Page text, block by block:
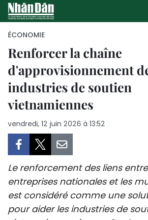
PAGE D'ACCUEIL
POLITIQUE
CULTURE
TOURISME
ENVIRONNEMENT
ÉCONOMIE
Renforcer la chaîne
d'approvisionnement
industries de soutien
vietnamiennes
vendredi, 12 juin 2026 à 13:52
Le renforcement des liens
entreprises nationales et les
est considéré comme une
pour aider les industries de